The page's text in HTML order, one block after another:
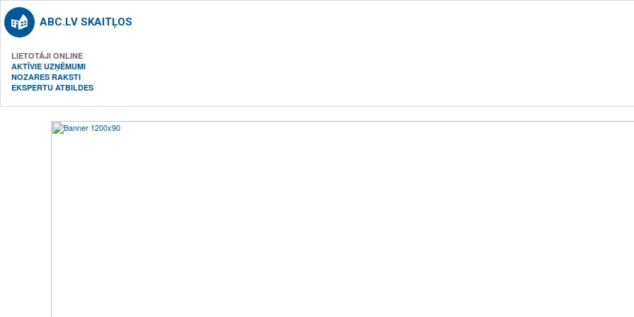
ABC.LV SKAITĻOS
LIETOTĀJI ONLINE
AKTĪVIE UZŅĒMUMI
NOZARES RAKSTI
EKSPERTU ATBILDES